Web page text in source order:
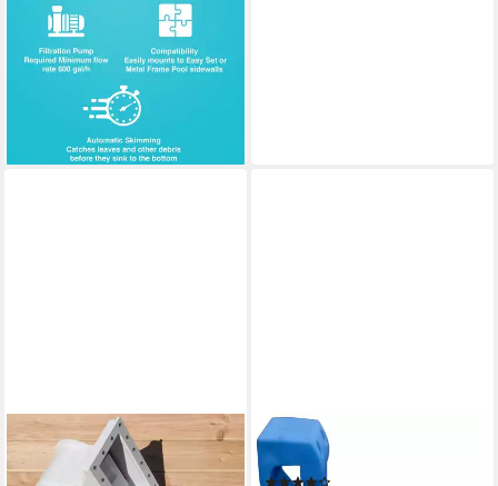
Skimmer Intex
Einhängeskimmer Deluxe für
Pools bis 4 Meter, Einfache
Montage und Reinigung
lieferbar - in 2-3 Werktagen bei dir
KARIBU
Skimmer, mit Schlauchpaket
CLEAR POOL
Skimmer Skimmy 2